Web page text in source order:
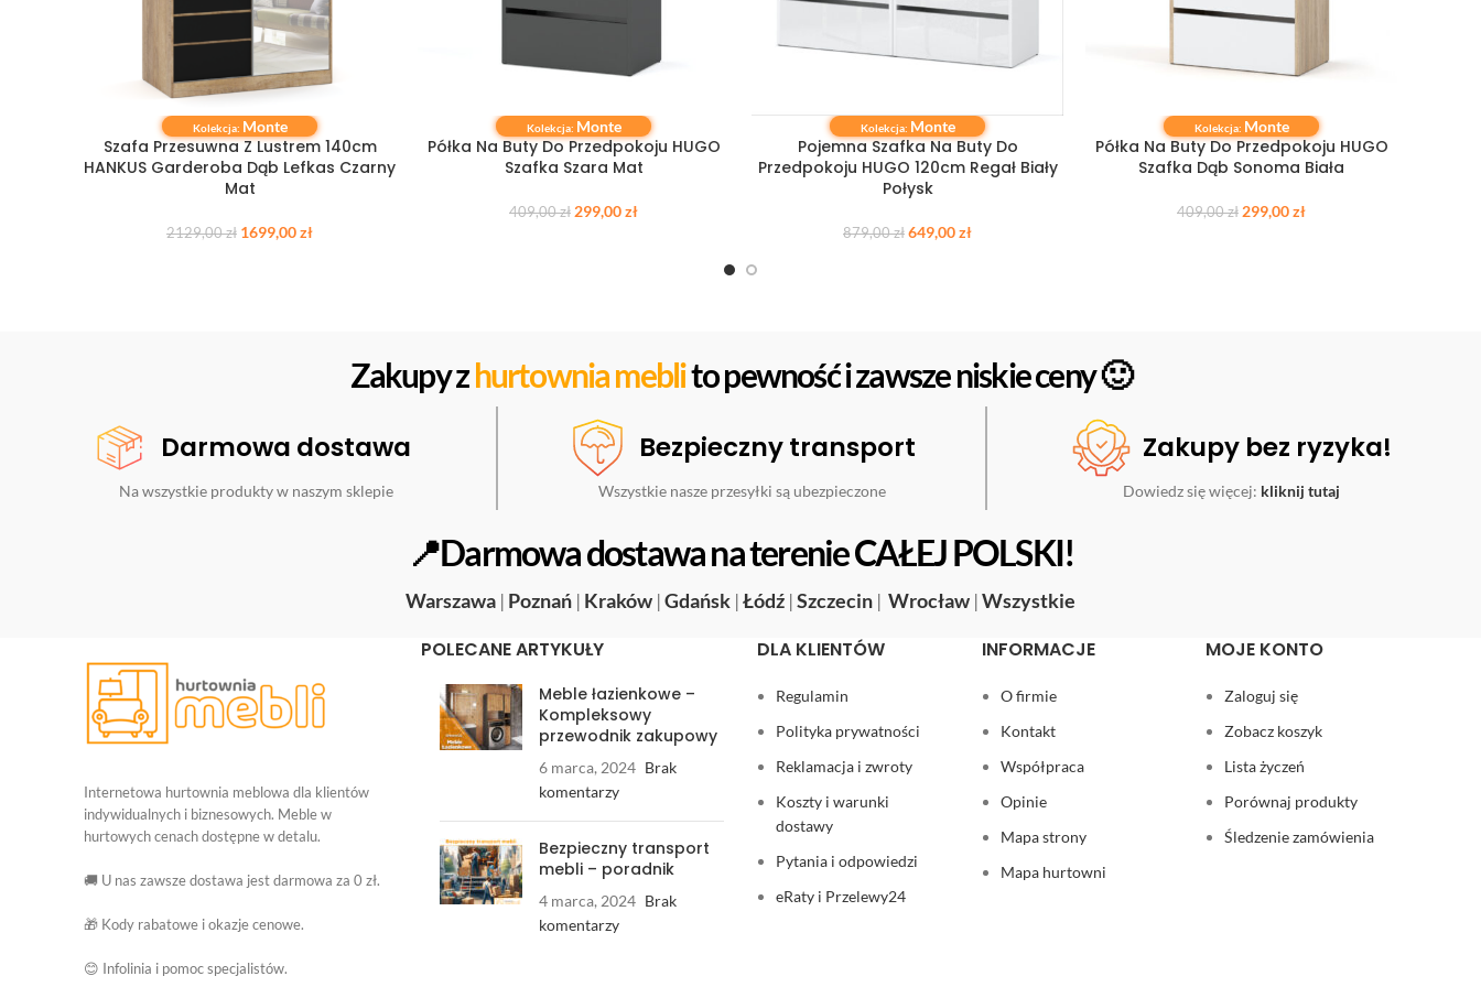
DOWIEDZ SIĘ WIĘCEJ
Kolekcja: Monte
Szafa Przesuwna Z Lustrem 140cm
HANKUS Garderoba Dąb Lefkas Czarny
Mat
2129,00zł 1699,00zł
DODAJ DO KOSZYKA
Kolekcja: Monte
Półka Na Buty Do Przedpokoju HUGO
Szafka Szara Mat
409,00zł 299,00zł
DODAJ DO KOSZYKA
Kolekcja: Monte
Pojemna Szafka Na Buty Do
Przedpokoju HUGO 120cm Regał Biały
Połysk
879,00zł 649,00zł
DODAJ DO KOSZYKA
Kolekcja: Monte
Półka Na Buty Do Przedpokoju HUGO
Szafka Dąb Sonoma Biała
409,00zł 299,00zł
Zakupy zhurtownia meblito pewność i zawsze niskie ceny 🙂
Darmowa dostawa
Na wszystkie produkty w naszym sklepie
Bezpieczny transport
Wszystkie nasze przesyłki są ubezpieczone
Zakupy bez ryzyka!
Dowiedz się więcej: kliknij tutaj
📍Darmowa dostawa na terenie CAŁEJ POLSKI!
Warszawa | Poznań | Kraków |Gdańsk |Łódź |Szczecin | Wrocław |Wszystkie
Internetowa hurtownia meblowa dla klientów
indywidualnych i biznesowych. Meble w
hurtowych cenach dostępne w detalu.
🚚 U nas zawsze dostawa jest darmowa za 0 zł.
🎁 Kody rabatowe i okazje cenowe.
😊 Infolinia i pomoc specjalistów.
POLECANE ARTYKUŁY
Meble łazienkowe –
Kompleksowy
przewodnik zakupowy
6 marca, 2024 Brak
komentarzy
Bezpieczny transport
mebli – poradnik
4 marca, 2024 Brak
komentarzy
DLA KLIENTÓW
Regulamin
Polityka prywatności
Reklamacja i zwroty
Koszty i warunki
dostawy
Pytania i odpowiedzi
eRaty i Przelewy24
INFORMACJE
O firmie
Kontakt
Współpraca
Opinie
Mapa strony
Mapa hurtowni
MOJE KONTO
Zaloguj się
Zobacz koszyk
Lista życzeń
Porównaj produkty
Śledzenie zamówienia